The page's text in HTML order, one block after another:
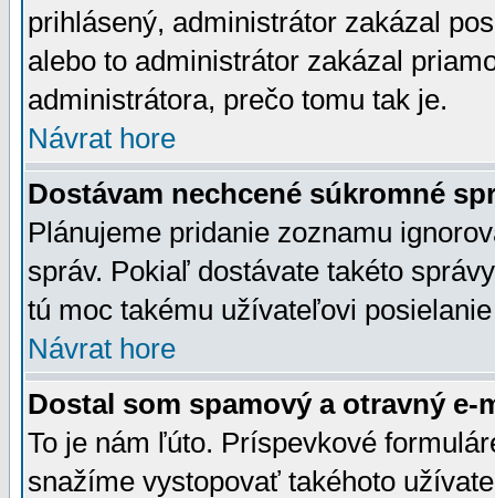
prihlásený, administrátor zakázal
alebo to administrátor zakázal
administrátora, prečo tomu tak je.
Návrat hore
Dostávam nechcené súkromné
Plánujeme pridanie zoznamu
správ. Pokiaľ dostávate takéto
tú moc takému užívateľovi
Návrat hore
Dostal som spamový a otravný e-
To je nám ľúto. Príspevkové
snažíme vystopovať takéhoto